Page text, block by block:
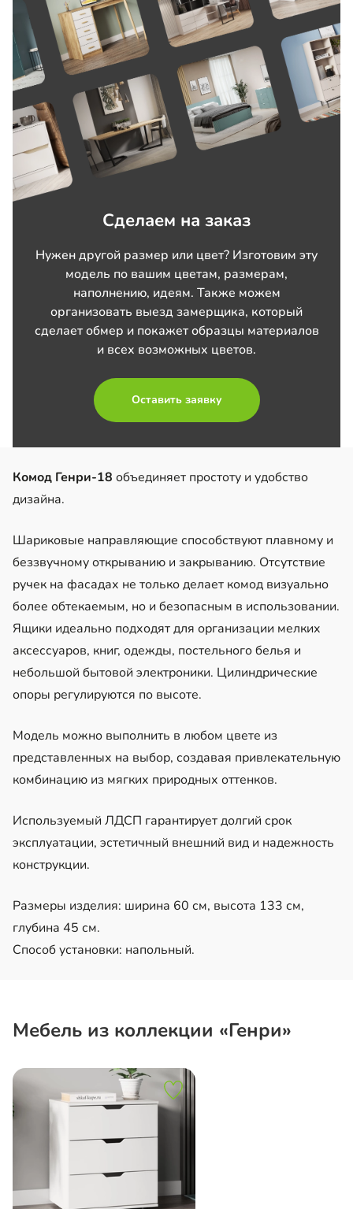
Сделаем на заказ
Нужен другой размер или цвет? Изготовим эту
модель по вашим цветам, размерам,
наполнению, идеям. Также можем
организовать выезд замерщика, который
сделает обмер и покажет образцы материалов
и всех возможных цветов.
Оставить заявку
Комод Генри-18 объединяет простоту и удобство
дизайна.
Шариковые направляющие способствуют плавному и
беззвучному открыванию и закрыванию. Отсутствие
ручек на фасадах не только делает комод визуально
более обтекаемым, но и безопасным в использовании.
Ящики идеально подходят для организации мелких
аксессуаров, книг, одежды, постельного белья и
небольшой бытовой электроники. Цилиндрические
опоры регулируются по высоте.
Модель можно выполнить в любом цвете из
представленных на выбор, создавая привлекательную
комбинацию из мягких природных оттенков.
Используемый ЛДСП гарантирует долгий срок
эксплуатации, эстетичный внешний вид и надежность
конструкции.
Размеры изделия: ширина 60 см, высота 133 см,
глубина 45 см.
Способ установки: напольный.
Мебель из коллекции «Генри»